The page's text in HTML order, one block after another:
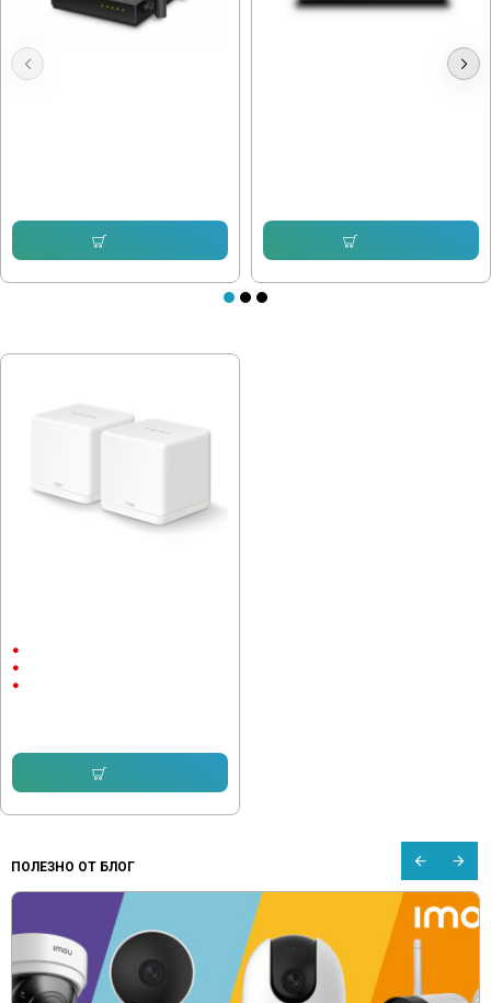
Archer C64, AC1200 WIRELESS MU-
MIMO WIFI ROUTER
Archer AX73 - AX5400, Gigabit, Wi-
ПОЛЕЗНО ОТ БЛОГ